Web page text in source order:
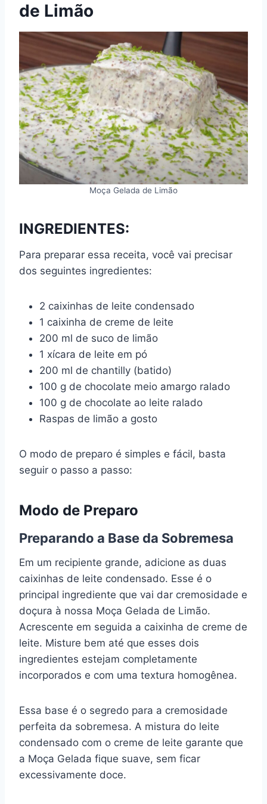
de Limão
Moça Gelada de Limão
INGREDIENTES:
Para preparar essa receita, você vai precisar
dos seguintes ingredientes:
2 caixinhas de leite condensado
1 caixinha de creme de leite
200 ml de suco de limão
1 xícara de leite em pó
200 ml de chantilly (batido)
100 g de chocolate meio amargo ralado
100 g de chocolate ao leite ralado
Raspas de limão a gosto
O modo de preparo é simples e fácil, basta
seguir o passo a passo:
Modo de Preparo
Preparando a Base da Sobremesa
Em um recipiente grande, adicione as duas
caixinhas de leite condensado. Esse é o
principal ingrediente que vai dar cremosidade e
doçura à nossa Moça Gelada de Limão.
Acrescente em seguida a caixinha de creme de
leite. Misture bem até que esses dois
ingredientes estejam completamente
incorporados e com uma textura homogênea.
Essa base é o segredo para a cremosidade
perfeita da sobremesa. A mistura do leite
condensado com o creme de leite garante que
a Moça Gelada fique suave, sem ficar
excessivamente doce.